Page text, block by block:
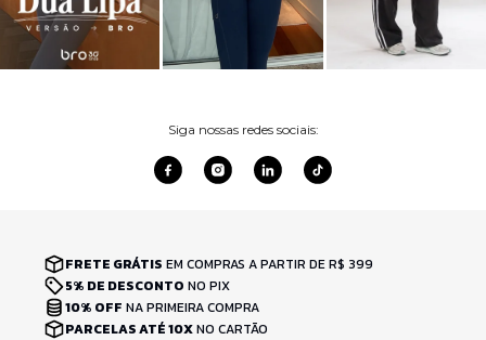
Siga nossas redes sociais:
FRETE GRÁTIS EM COMPRAS A PARTIR DE R$ 399
5% DE DESCONTO NO PIX
10% OFF NA PRIMEIRA COMPRA
PARCELAS ATÉ 10XNO CARTÃO